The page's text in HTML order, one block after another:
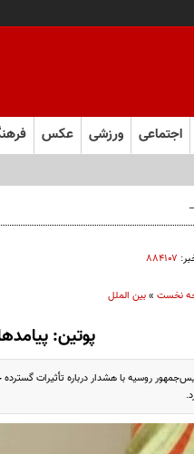
اجتماعی ورزشی عکس
۸۸۴۱۰۷
نخست»بین الملل
پوتین:
روسیه با هشدار درباره تأثیرات